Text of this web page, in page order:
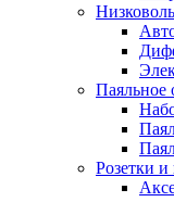
Паяльное
Розетки